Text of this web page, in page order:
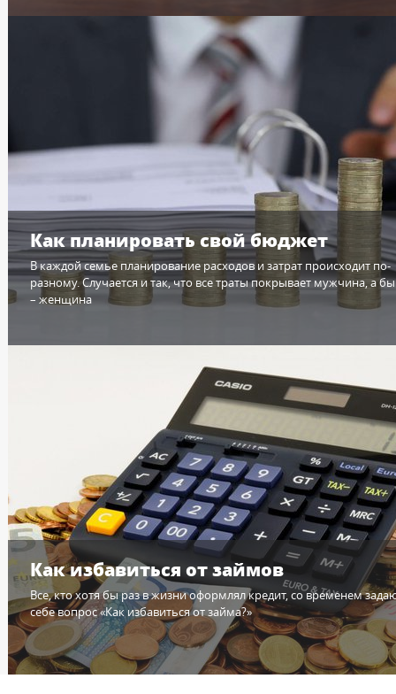
Как планировать свой бюджет
В каждой семье планирование расходов и затрат происходит по-
разному. Случается и так, что все траты покрывает мужчина, а
– женщина
Как избавиться от займов
Все, кто хотя бы раз в жизни оформлял кредит, со временем
себе вопрос «Как избавиться от займа?»